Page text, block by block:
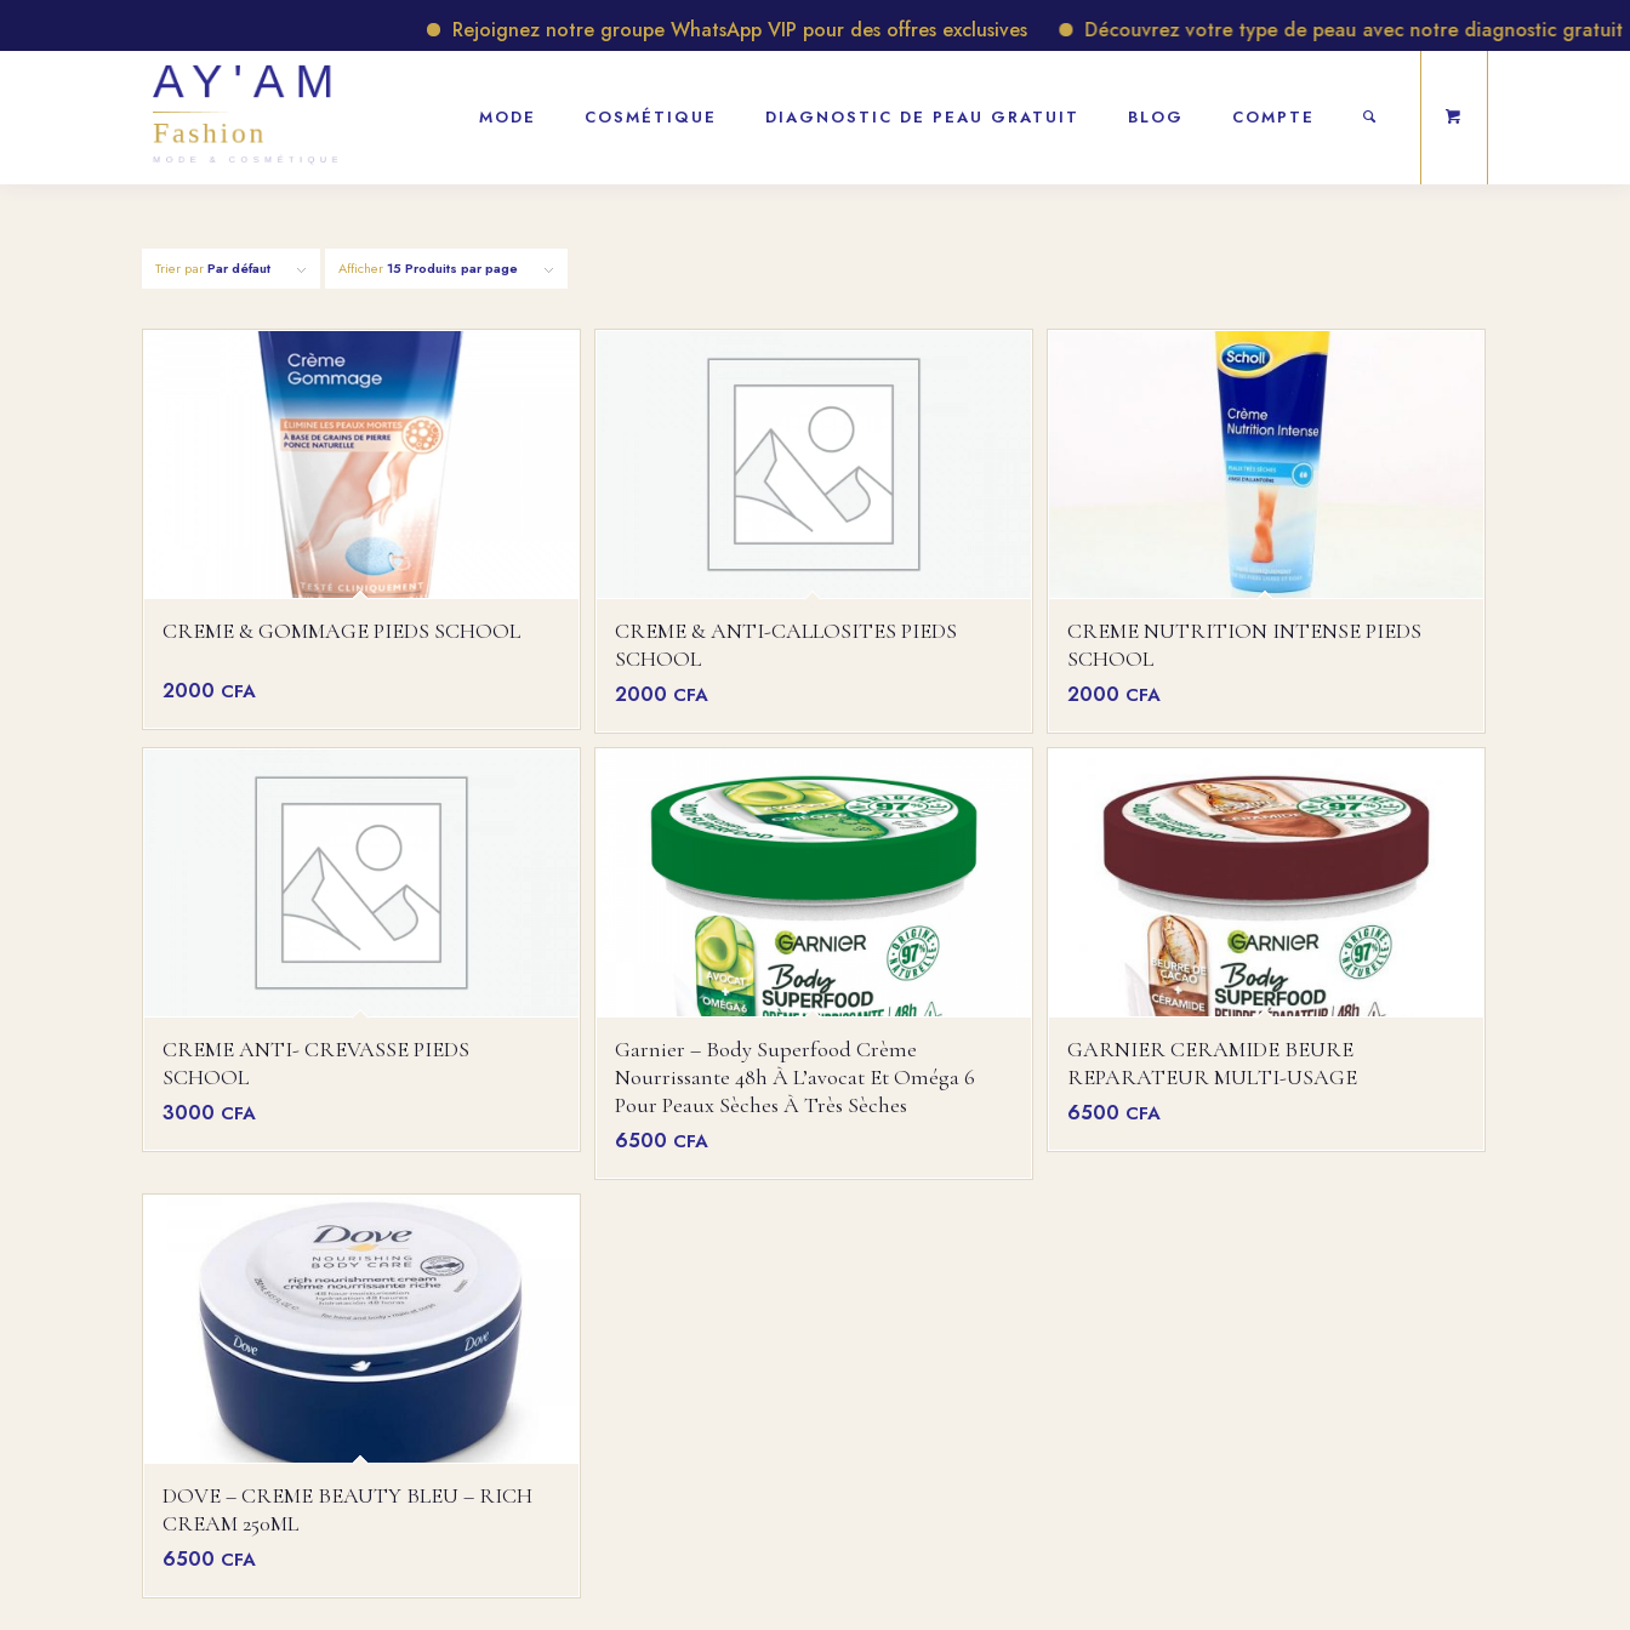
Rejoignez notre groupe WhatsApp VIP pour des offres exclusives Découvrez votre type de peau avec notre diagnostic gratuit
MODE COSMÉTIQUE DIAGNOSTIC DE PEAU GRATUIT BLOG COMPTE
Trier parPar défaut Afficher15 Produits par page
CREME & GOMMAGE PIEDS SCHOOL
2000 CFA
CREME & ANTI-CALLOSITES PIEDS
SCHOOL
2000 CFA
CREME NUTRITION INTENSE PIEDS
SCHOOL
2000 CFA
CREME ANTI- CREVASSE PIEDS
SCHOOL
3000 CFA
Garnier – Body Superfood Crème
Nourrissante 48h À L’avocat Et Oméga 6
Pour Peaux Sèches À Très Sèches
6500 CFA
GARNIER CERAMIDE BEURE
REPARATEUR MULTI-USAGE
6500 CFA
DOVE – CREME BEAUTY BLEU – RICH
CREAM 250ML
6500 CFA